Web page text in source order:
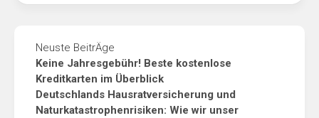
Neuste BeitrÄge
Keine Jahresgebühr! Beste kostenlose
Kreditkarten im Überblick
Deutschlands Hausratversicherung und
Naturkatastrophenrisiken: Wie wir unser